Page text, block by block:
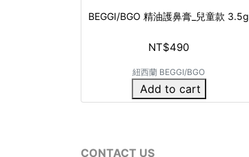
BEGGI/BGO 精油護鼻膏_兒童款 3.5g
NT$490
紐西蘭 BEGGI/BGO
Add to cart
CONTACT US